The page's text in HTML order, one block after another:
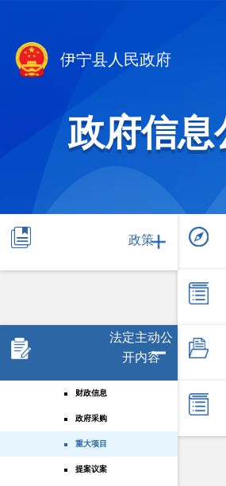
伊宁县人民政府
政府信息
政策
法定主动公
开内容
财政信息
政府采购
重大项目
提案议案